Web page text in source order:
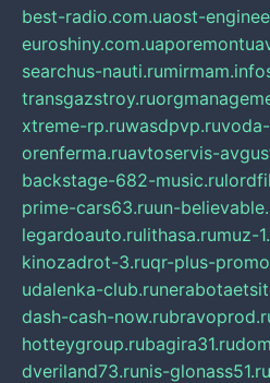
best-radio.com.uaost-
euroshiny.com.ua
searchus-nauti.rumirmam.info
transgazstroy.ru
xtreme-rp.ruwasdpvp.ru
orenferma.ruavtoservis-
backstage-682-music.ru
prime-cars63.ruun-
legardoauto.rulithasa.rumuz-
kinozadrot-3.ruqr-plus-
udalenka-club.ru
dash-cash-now.ru
hotteygroup.rubagira31.ru
dveriland73.runis-glonass51.ru